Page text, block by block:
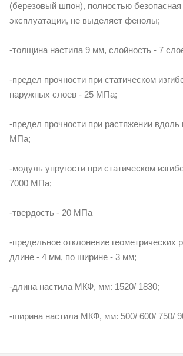
(березовый шпон), полностью
эксплуатации, не выделяет фенолы;
-толщина настила 9 мм, слойность - 7
-предел прочности при статическом
наружных слоев - 25 МПа;
-предел прочности при растяжении вдоль
МПа;
-модуль упругости при статическом
7000 МПа;
-твердость - 20 МПа
-предельное отклонение геометрических
длине - 4 мм, по ширине - 3 мм;
-длина настила МКФ, мм: 1520/ 1830;
-ширина настила МКФ, мм: 500/ 600/ 750/